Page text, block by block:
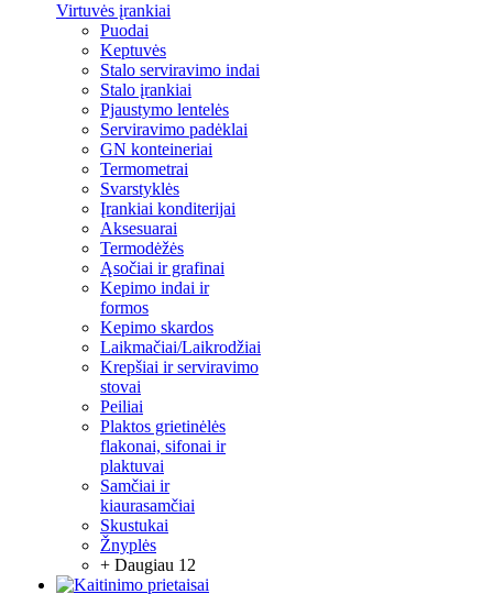
Virtuvės įrankiai
Puodai
Keptuvės
Stalo serviravimo indai
Stalo įrankiai
Pjaustymo lentelės
Serviravimo padėklai
GN konteineriai
Termometrai
Svarstyklės
Įrankiai konditerijai
Aksesuarai
Termodėžės
Ąsočiai ir grafinai
Kepimo indai ir
formos
Kepimo skardos
Laikmačiai/Laikrodžiai
Krepšiai ir serviravimo
stovai
Peiliai
Plaktos grietinėlės
flakonai, sifonai ir
plaktuvai
Samčiai ir
kiaurasamčiai
Skustukai
Žnyplės
+ Daugiau 12